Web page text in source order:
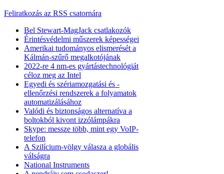
Feliratkozás az RSS csatornára
Bel Stewart-MagJack csatlakozók
Érintésvédelmi műszerek képességei
Amerikai tudományos elismerését a
Kálmán-szűrő megalkotójának
2022-re 4 nm-es gyártástechnológiát
céloz meg az Intel
Egyedi és szériamozgatási és -
ellenőrzési rendszerek a folyamatok
automatizálásához
Valódi és biztonságos alternatíva a
boltokból kivont izzólámpákra
Skype: messze több, mint egy VoIP-
telefon
A Szilícium-völgy válasza a globális
válságra
National Instruments